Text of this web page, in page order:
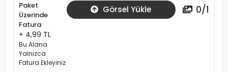
Paket
Üzerinde
Fatura
+ 4,99 TL
Bu Alana
Yalnızca
Fatura Ekleyiniz
Görsel Yükle 0/1